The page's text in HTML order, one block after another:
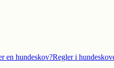
en hundeskov?Regler i